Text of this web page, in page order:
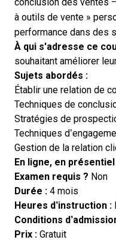
conclusion des ventes
à outils de vente »
performance dans des
À qui s'adresse ce
souhaitant améliorer
Sujets abordés :
Établir une relation de
Techniques de
Stratégies de
Techniques
Gestion de la relation
En ligne, en
Examen requis ? Non
Durée : 4 mois
Heures d’instruction :
Conditions
Prix : Gratuit